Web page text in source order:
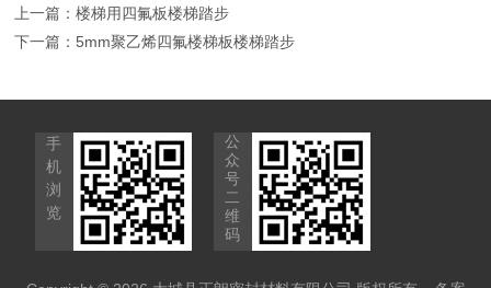
上一篇：楼梯用四氟板楼梯踏步
下一篇：5mm聚乙烯四氟楼梯板楼梯踏步
手
机
浏
览
公
众
号
二
维
码